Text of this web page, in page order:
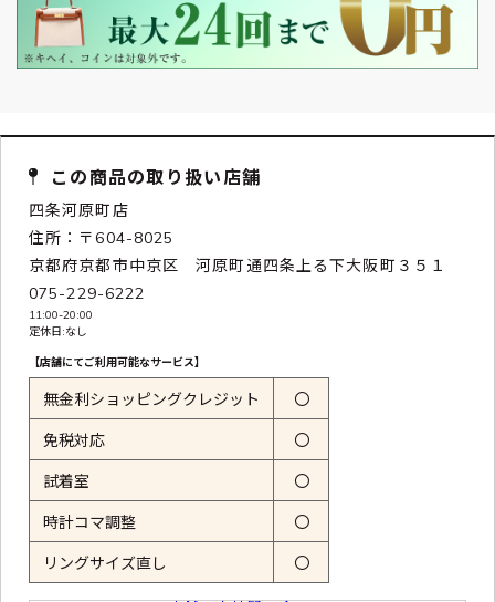
この商品の取り扱い店舗
四条河原町店
住所：〒604-8025
京都府京都市中京区 河原町通四条上る下大阪町３５１
075-229-6222
11:00-20:00
定休日:なし
【店舗にてご利用可能なサービス】
無金利ショッピングクレジット 〇
免税対応 〇
試着室 〇
時計コマ調整 〇
リングサイズ直し 〇